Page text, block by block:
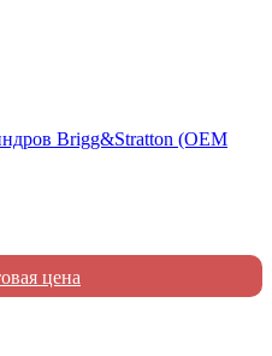
Brigg&Stratton (OEM
цена